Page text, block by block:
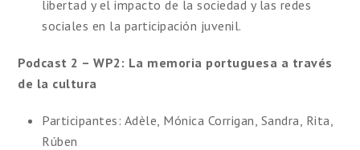
libertad y el impacto de la sociedad y las redes
sociales en la participación juvenil.
Podcast 2 – WP2: La memoria portuguesa a través
de la cultura
Participantes: Adèle, Mónica Corrigan, Sandra, Rita,
Rúben